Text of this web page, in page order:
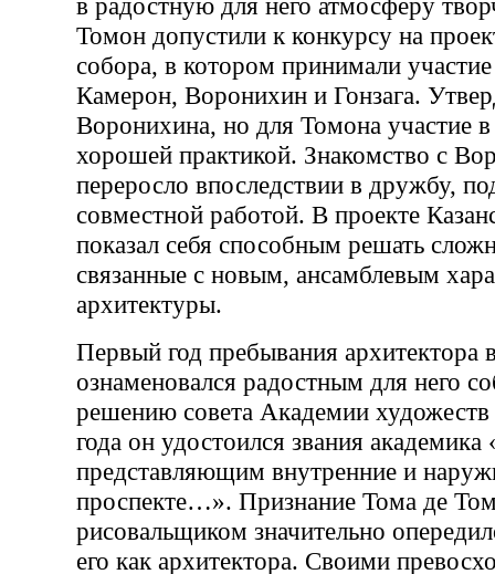
Томон допустили к конкурсу на
собора, в котором принимали
Камерон, Воронихин и Гонзага.
Воронихина, но для Томона участие
хорошей практикой. Знакомство с
переросло впоследствии в дружбу,
совместной работой. В проекте
показал себя способным решать
связанные с новым, ансамблевым
архитектуры.
Первый год пребывания архитектора
ознаменовался радостным для него
решению совета Академии художеств
года он удостоился звания
представляющим внутренние и
проспекте…». Признание Тома де
рисовальщиком значительно
его как архитектора. Своими